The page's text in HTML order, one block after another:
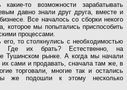
то возможности зарабатывать
давно знали друг друга, вместе и
Все началось со сборки некого
которое мы попытались приспособить
процессами.
то столкнулись с необходимостью
Где их брать? Естественно, на
Тушинском рынке. А когда мы начали
их сами и продавать, сначала там же, в
торговали, многие так и остались
же подошли к этому несколько